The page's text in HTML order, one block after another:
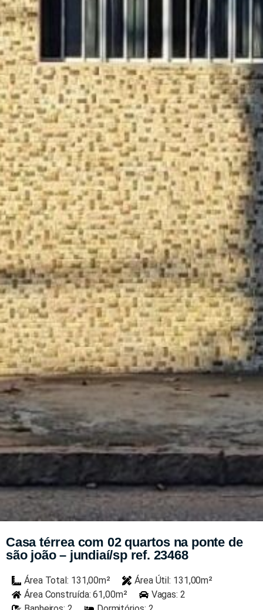
Casa térrea com 02 quartos na ponte de
são joão – jundiaí/sp ref. 23468
Área Total: 131,00m²
Área Útil: 131,00m²
Área Construída: 61,00m²
Vagas: 2